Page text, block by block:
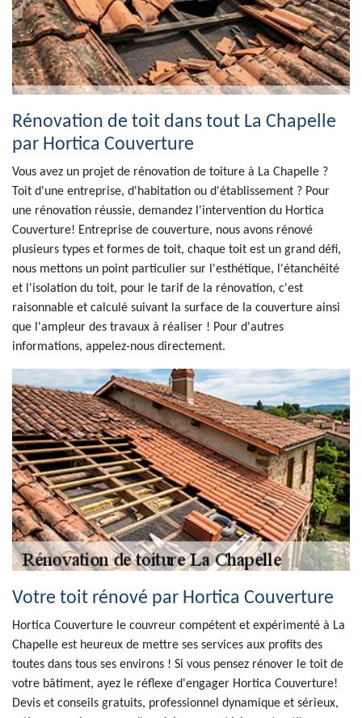
Rénovation de toit dans tout La Chapelle
par Hortica Couverture
Vous avez un projet de rénovation de toiture à La Chapelle ?
Toit d'une entreprise, d'habitation ou d'établissement ? Pour
une rénovation réussie, demandez l'intervention du Hortica
Couverture! Entreprise de couverture, nous avons rénové
plusieurs types et formes de toit, chaque toit est un grand défi,
nous mettons un point particulier sur l'esthétique, l'étanchéité
et l'isolation du toit, pour le tarif de la rénovation, c'est
raisonnable et calculé suivant la surface de la couverture ainsi
que l'ampleur des travaux à réaliser ! Pour d'autres
informations, appelez-nous directement.
Votre toit rénové par Hortica Couverture
Hortica Couverture le couvreur compétent et expérimenté à La
Chapelle est heureux de mettre ses services aux profits des
toutes dans tous ses environs ! Si vous pensez rénover le toit de
votre bâtiment, ayez le réflexe d'engager Hortica Couverture!
Devis et conseils gratuits, professionnel dynamique et sérieux,